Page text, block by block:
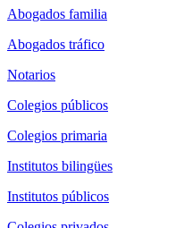
Abogados familia
Abogados tráfico
Notarios
Colegios públicos
Colegios primaria
Institutos bilingües
Institutos públicos